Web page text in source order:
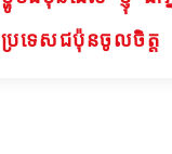
ប្រទេសជប៉ុនចូលចិត្ត